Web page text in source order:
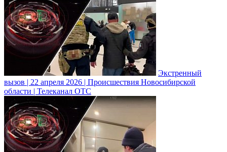
Экстренный
вызов | 22 апреля 2026 | Происшествия Новосибирской
области | Телеканал ОТС